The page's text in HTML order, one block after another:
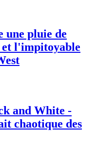
une pluie de
l'impitoyable
and White -
chaotique des